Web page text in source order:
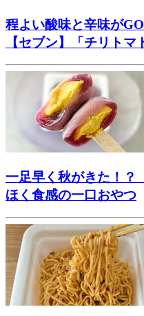
程よい酸味と辛味が
【セブン】「チリトマ
一足早く秋がきた！？
ほく食感の一口おやつ